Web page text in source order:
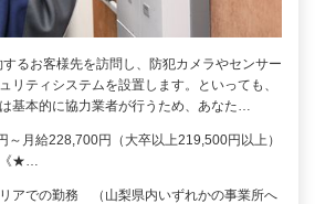
るお客様先を訪問し、防犯カメラやセンサー
リティシステムを設置します。といっても、
基本的に協力業者が行うため、あなた…
～月給228,700円（大卒以上219,500円以上）
★…
アでの勤務 （山梨県内いずれかの事業所へ